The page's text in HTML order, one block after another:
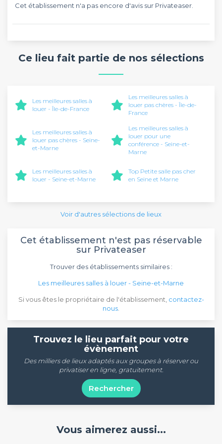
Cet établissement n'a pas encore d'avis sur Privateaser.
Ce lieu fait partie de nos sélections
Les meilleures salles à
louer - Île-de-France
Les meilleures salles à
louer pas chères - Île-de-
France
Les meilleures salles à
louer pas chères - Seine-
et-Marne
Les meilleures salles à
louer pour une
conférence - Seine-et-
Marne
Les meilleures salles à
louer - Seine-et-Marne
Top Petite salle pas cher
en Seine et Marne
Voir d'autres sélections de lieux
Cet établissement n'est pas réservable
sur Privateaser
Trouver des établissements similaires :
Les meilleures salles à louer - Seine-et-Marne
Si vous êtes le propriétaire de l'établissement, contactez-
nous
Trouvez le lieu parfait pour votre
évènement
Des milliers de lieux adaptés aux groupes à réserver ou
privatiser en ligne, gratuitement.
Rechercher
Vous aimerez aussi...